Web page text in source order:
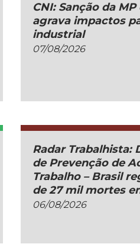
CNI: Sanção da
agrava impactos
industrial
07/08/2026
Radar Trabalhista:
de Prevenção de
Trabalho – Brasil
de 27 mil mortes
06/08/2026